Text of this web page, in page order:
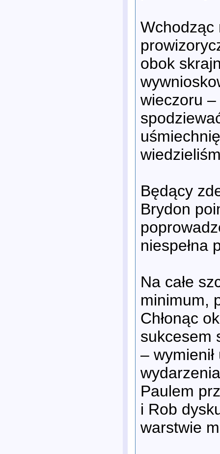
Wchodząc
obok
wieczoru
Będący
Brydon
niespełna
Na całe
minimum,
Chłonąc
sukcesem
–
Paulem
i Rob
warstwie